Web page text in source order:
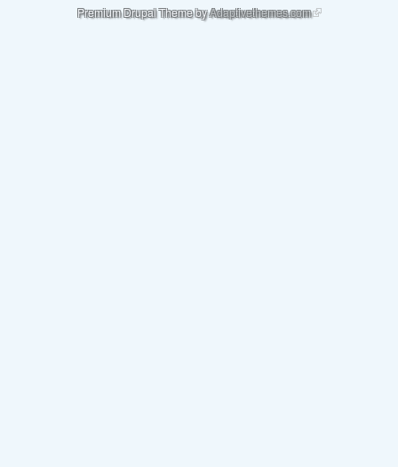
Premium Drupal Theme byAdaptivethemes.com(link is external)